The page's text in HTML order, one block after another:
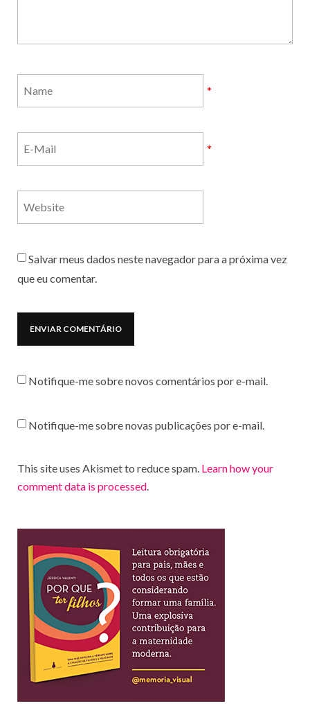
*
*
Salvar meus dados neste navegador para a próxima vez
que eu comentar.
Notifique-me sobre novos comentários por e-mail.
Notifique-me sobre novas publicações por e-mail.
This site uses Akismet to reduce spam. Learn how your
comment data is processed.